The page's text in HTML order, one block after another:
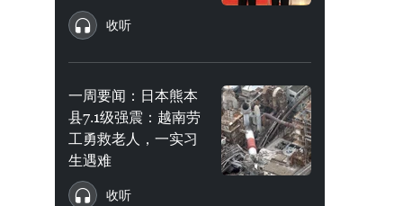
收听
一周要闻：日本熊本
县7.1级强震：越南劳
工勇救老人，一实习
生遇难
收听